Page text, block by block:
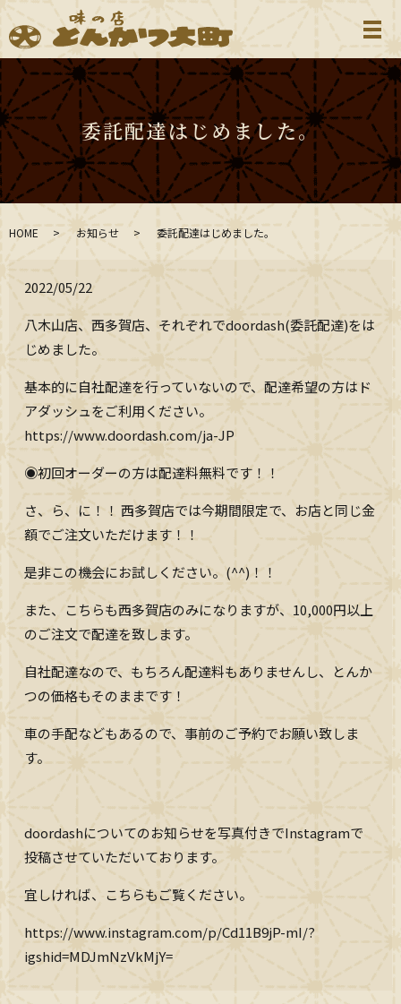
メ
委託配達はじめました。
HOME お知らせ 委託配達はじめました。
2022/05/22
八木山店、西多賀店、それぞれでdoordash(委託配達)をは
じめました。
基本的に自社配達を行っていないので、配達希望の方はド
アダッシュをご利用ください。
https://www.doordash.com/ja-JP
◉初回オーダーの方は配達料無料です！！
さ、ら、に！！ 西多賀店では今期間限定で、お店と同じ金
額でご注文いただけます！！
是非この機会にお試しください。(^^)！！
また、こちらも西多賀店のみになりますが、10,000円以上
のご注文で配達を致します。
自社配達なので、もちろん配達料もありませんし、とんか
つの価格もそのままです！
車の手配などもあるので、事前のご予約でお願い致しま
す。
doordashについてのお知らせを写真付きでInstagramで
投稿させていただいております。
宜しければ、こちらもご覧ください。
https://www.instagram.com/p/Cd11B9jP-mI/?
igshid=MDJmNzVkMjY=